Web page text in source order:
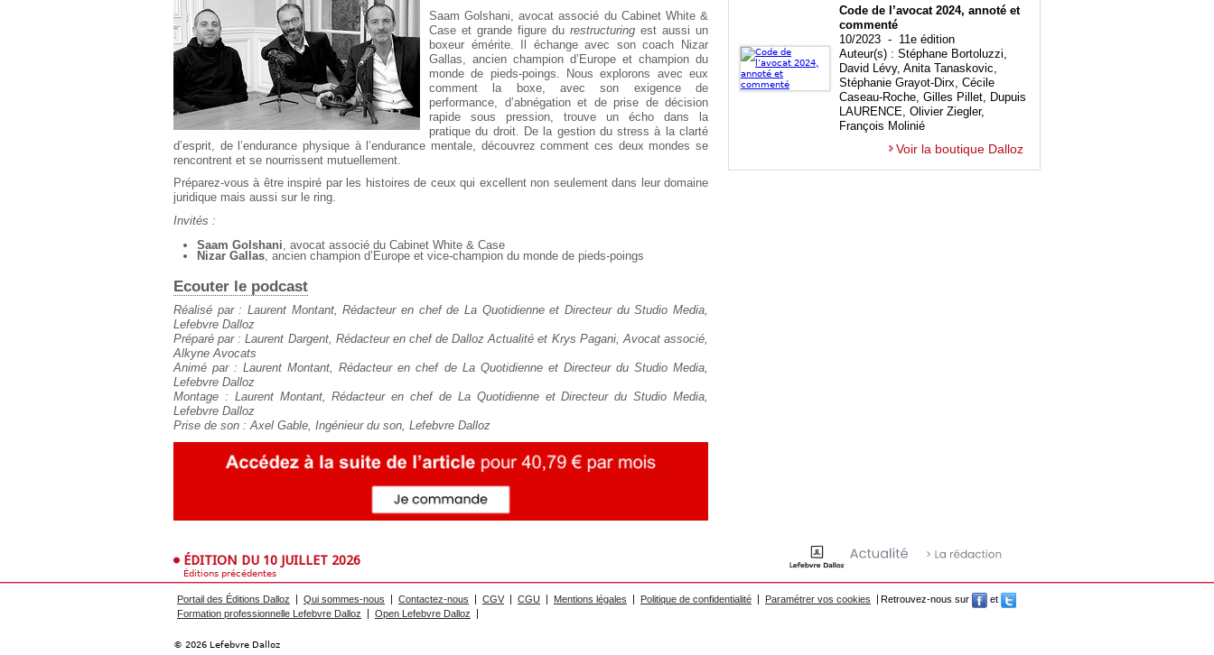
Saam Golshani, avocat associé du Cabinet White &
Case et grande figure du restructuring est aussi un
boxeur émérite. Il échange avec son coach Nizar
Gallas, ancien champion d’Europe et champion du
monde de pieds-poings. Nous explorons avec eux
comment la boxe, avec son exigence de
performance, d’abnégation et de prise de décision
rapide sous pression, trouve un écho dans la
pratique du droit. De la gestion du stress à la clarté
d’esprit, de l’endurance physique à l’endurance mentale, découvrez comment ces deux mondes se
rencontrent et se nourrissent mutuellement.
Préparez-vous à être inspiré par les histoires de ceux qui excellent non seulement dans leur domaine
juridique mais aussi sur le ring.
Invités :
Saam Golshani, avocat associé du Cabinet White & Case
Nizar Gallas, ancien champion d’Europe et vice-champion du monde de pieds-poings
Ecouter le podcast
Réalisé par : Laurent Montant, Rédacteur en chef de La Quotidienne et Directeur du Studio Media,
Lefebvre Dalloz
Préparé par : Laurent Dargent, Rédacteur en chef de Dalloz Actualité et Krys Pagani, Avocat associé,
Alkyne Avocats
Animé par : Laurent Montant, Rédacteur en chef de La Quotidienne et Directeur du Studio Media,
Lefebvre Dalloz
Montage : Laurent Montant, Rédacteur en chef de La Quotidienne et Directeur du Studio Media,
Lefebvre Dalloz
Prise de son : Axel Gable, Ingénieur du son, Lefebvre Dalloz
Code de l’avocat 2024, annoté et
commenté
10/2023 - 11e édition
Auteur(s) : Stéphane Bortoluzzi,
David Lévy, Anita Tanaskovic,
Stéphanie Grayot-Dirx, Cécile
Caseau-Roche, Gilles Pillet, Dupuis
LAURENCE, Olivier Ziegler,
François Molinié
Voir la boutique Dalloz
ÉDITION DU 10 JUILLET 2026
Éditions précédentes
Portail des Éditions Dalloz Qui sommes-nous Contactez-nous CGV CGU Mentions légales Politique de confidentialité Paramétrer vos cookies Retrouvez-nous sur
et
Formation professionnelle Lefebvre Dalloz
Open Lefebvre Dalloz
© 2026 Lefebvre Dalloz